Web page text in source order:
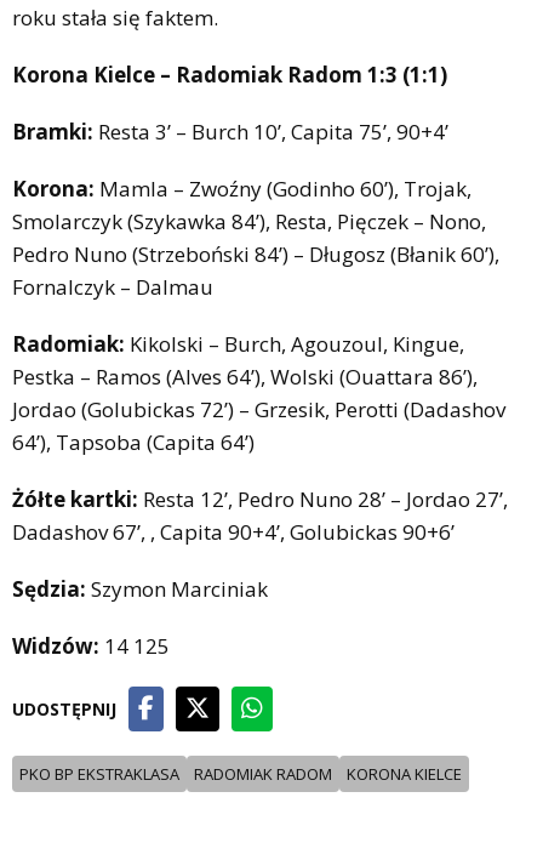
roku stała się faktem.
Korona Kielce – Radomiak Radom 1:3 (1:1)
Bramki: Resta 3’ – Burch 10’, Capita 75’, 90+4’
Korona: Mamla – Zwoźny (Godinho 60’), Trojak,
Smolarczyk (Szykawka 84’), Resta, Pięczek – Nono,
Pedro Nuno (Strzeboński 84’) – Długosz (Błanik 60’),
Fornalczyk – Dalmau
Radomiak: Kikolski – Burch, Agouzoul, Kingue,
Pestka – Ramos (Alves 64’), Wolski (Ouattara 86’),
Jordao (Golubickas 72’) – Grzesik, Perotti (Dadashov
64’), Tapsoba (Capita 64’)
Żółte kartki: Resta 12’, Pedro Nuno 28’ – Jordao 27’,
Dadashov 67’, , Capita 90+4’, Golubickas 90+6’
Sędzia: Szymon Marciniak
Widzów: 14 125
UDOSTĘPNIJ
PKO BP EKSTRAKLASA RADOMIAK RADOM KORONA KIELCE